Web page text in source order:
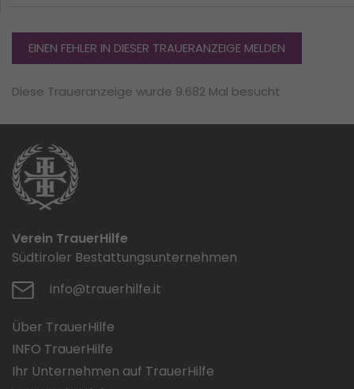
EINEN FEHLER IN DIESER TRAUERANZEIGE MELDEN
Diese Traueranzeige wurde 9.682 Mal besucht
Verein TrauerHilfe
Südtiroler Bestattungsunternehmen
info@trauerhilfe.it
Über TrauerHilfe
INFO TrauerHilfe
Ihr Unternehmen auf TrauerHilfe